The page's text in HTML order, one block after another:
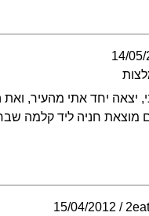
14/05/
יצאה יחד אתי מהעיר,
חניה ליד קלמה
15/04/2012